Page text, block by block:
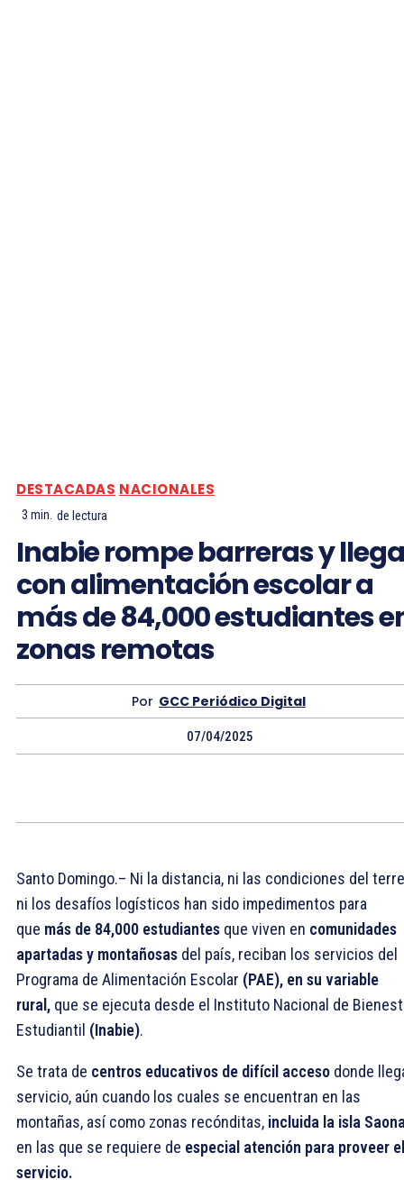
DESTACADAS NACIONALES
3 min. de lectura
Inabie rompe barreras y llega
con alimentación escolar a
más de 84,000 estudiantes
zonas remotas
Por GCC Periódico Digital
07/04/2025
Santo Domingo.– Ni la distancia, ni las condiciones del
ni los desafíos logísticos han sido impedimentos para
que más de 84,000 estudiantes que viven en comunidades
apartadas y montañosas del país, reciban los servicios del
Programa de Alimentación Escolar (PAE), en su variable
rural, que se ejecuta desde el Instituto Nacional de
Estudiantil (Inabie).
Se trata de centros educativos de difícil acceso donde
servicio, aún cuando los cuales se encuentran en las
montañas, así como zonas recónditas, incluida la isla
en las que se requiere de especial atención para proveer el
servicio.